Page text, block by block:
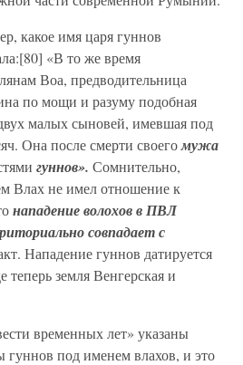
какое имя царя гуннов
«В то же время
Воа, предводительница
по мощи и разуму подобная
малых сыновей, имевшая под
Она после смерти своегомужа
гуннов». Сомнительно,
Влах не имел отношение к
нападение волохов в ПВЛ
совпадает с
Нападение гуннов датируется
теперь земля Венгерская и
временных лет» указаны
гуннов под именем влахов, и это